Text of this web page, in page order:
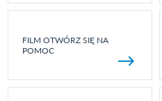
FILM OTWÓRZ SIĘ NA
POMOC